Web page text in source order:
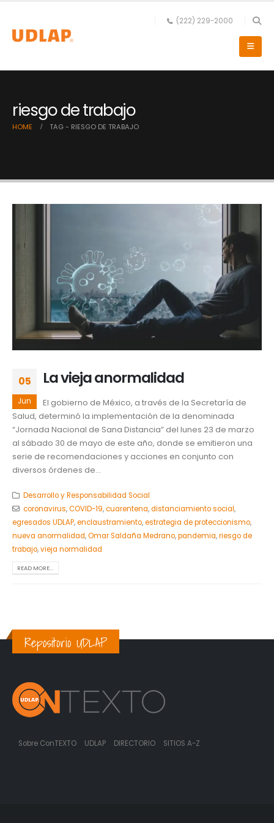
(222) 229-2000
riesgo de trabajo
HOME TAG - RIESGO DE TRABAJO
05
Jun
La vieja anormalidad
El gobierno de México, a través de la Secretaría de
Salud, determinó la implementación de la denominada
“Jornada Nacional de Sana Distancia” del lunes 23 de marzo
al sábado 30 de mayo de este año, donde se emitieron una
serie de recomendaciones y acciones en conjunto con
diversos órdenes de...
Desarrollo y Responsabilidad Social
coronavirus,COVID-19,cuarentena,distanciamiento social,
egresados UDLAP,enclaustramiento,estrategia de proteccionismo,
nueva anormalidad,Omar Saldaña Medrano,pandemia,riesgo de
trabajo,vieja normalidad
READ MORE...
Repositorio UDLAP
Sobre ConTEXTO UDLAP DIRECTORIO SITIOS A-Z